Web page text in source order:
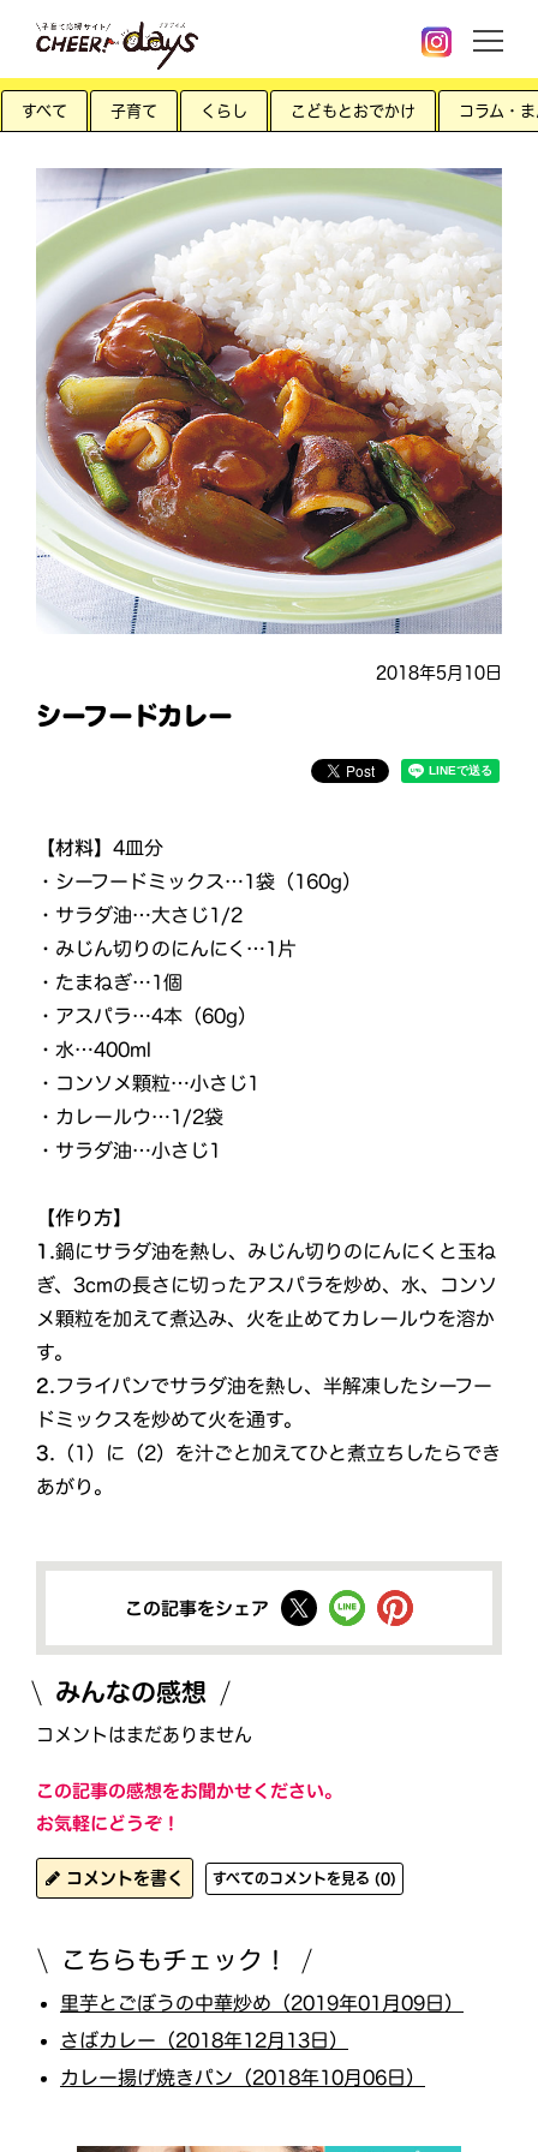
すべて 子育て くらし こどもとおでかけ コラム・
2018年5月10日
シーフードカレー
【材料】4皿分
・シーフードミックス…1袋（160g）
・サラダ油…大さじ1/2
・みじん切りのにんにく…1片
・たまねぎ…1個
・アスパラ…4本（60g）
・水…400ml
・コンソメ顆粒…小さじ1
・カレールウ…1/2袋
・サラダ油…小さじ1
【作り方】
1. 鍋にサラダ油を熱し、みじん切りのにんにくと玉ね
ぎ、3cmの長さに切ったアスパラを炒め、水、コンソ
メ顆粒を加えて煮込み、火を止めてカレールウを溶か
す。
2. フライパンでサラダ油を熱し、半解凍したシーフー
ドミックスを炒めて火を通す。
3. （1）に（2）を汁ごと加えてひと煮立ちしたらでき
あがり。
この記事をシェア
みんなの感想
コメントはまだありません
この記事の感想をお聞かせください。
お気軽にどうぞ！
コメントを書く すべてのコメントを見る (0)
こちらもチェック！
里芋とごぼうの中華炒め（2019年01月09日）
さばカレー（2018年12月13日）
カレー揚げ焼きパン（2018年10月06日）